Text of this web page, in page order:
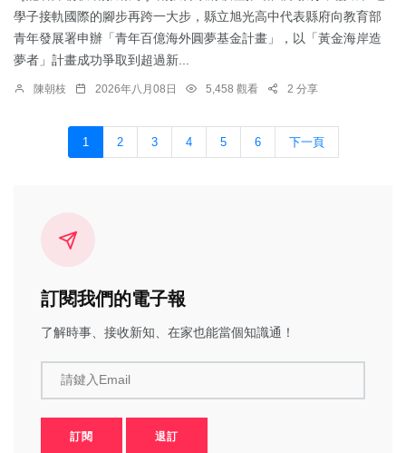
學子接軌國際的腳步再跨一大步，縣立旭光高中代表縣府向教育部
青年發展署申辦「青年百億海外圓夢基金計畫」，以「黃金海岸造
夢者」計畫成功爭取到超過新...
陳朝枝 2026年八月08日 5,458 觀看 2 分享
1 2 3 4 5 6 下一頁
訂閱我們的電子報
了解時事、接收新知、在家也能當個知識通！
請鍵入Email
訂閱 退訂